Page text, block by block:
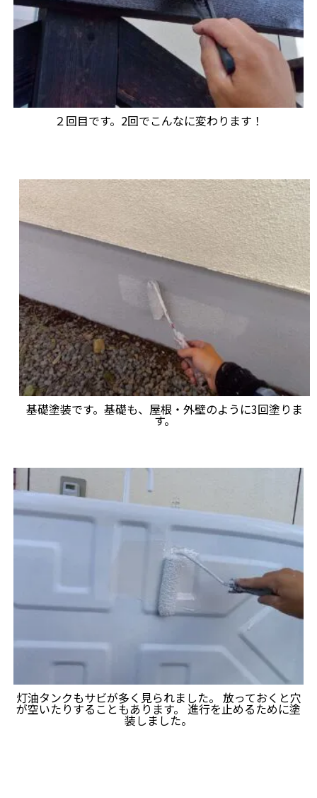
２回目です。2回でこんなに変わります！
基礎塗装です。基礎も、屋根・外壁のように3回塗りま
す。
灯油タンクもサビが多く見られました。 放っておくと穴
が空いたりすることもあります。 進行を止めるために塗
装しました。